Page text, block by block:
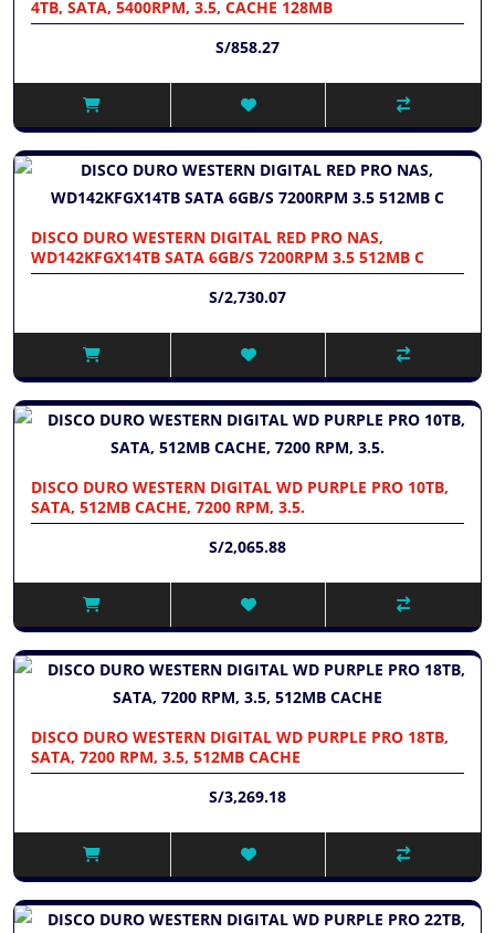
4TB, SATA, 5400RPM, 3.5, CACHE 128MB
S/858.27
DISCO DURO WESTERN DIGITAL RED PRO NAS,
WD142KFGX14TB SATA 6GB/S 7200RPM 3.5 512MB C
S/2,730.07
DISCO DURO WESTERN DIGITAL WD PURPLE PRO 10TB,
SATA, 512MB CACHE, 7200 RPM, 3.5.
S/2,065.88
DISCO DURO WESTERN DIGITAL WD PURPLE PRO 18TB,
SATA, 7200 RPM, 3.5, 512MB CACHE
S/3,269.18